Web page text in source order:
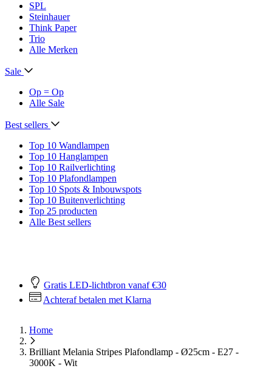
SPL
Steinhauer
Think Paper
Trio
Alle Merken
Sale
Op = Op
Alle Sale
Best sellers
Top 10 Wandlampen
Top 10 Hanglampen
Top 10 Railverlichting
Top 10 Plafondlampen
Top 10 Spots & Inbouwspots
Top 10 Buitenverlichting
Top 25 producten
Alle Best sellers
Gratis LED-lichtbron vanaf €30
Achteraf betalen met Klarna
Home
Brilliant Melania Stripes Plafondlamp - Ø25cm - E27 -
3000K - Wit